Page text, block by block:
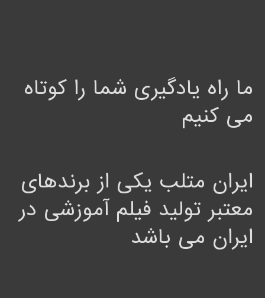
ما راه یادگیری شما را کوتاه
می کنیم
ایران متلب یکی از برندهای
معتبر تولید فیلم آموزشی در
ایران می باشد